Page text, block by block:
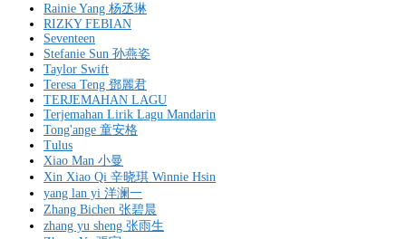
Rainie Yang 杨丞琳
RIZKY FEBIAN
Seventeen
Stefanie Sun 孙燕姿
Taylor Swift
Teresa Teng 鄧麗君
TERJEMAHAN LAGU
Terjemahan Lirik Lagu Mandarin
Tong'ange 童安格
Tulus
Xiao Man 小曼
Xin Xiao Qi 辛晓琪 Winnie Hsin
yang lan yi 洋澜一
Zhang Bichen 张碧晨
zhang yu sheng 张雨生